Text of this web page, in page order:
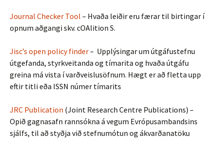
Journal Checker Tool – Hvaða leiðir eru færar til birtingar í
opnum aðgangi skv. cOAlition S.
Jisc’s open policy finder– Upplýsingar um útgáfustefnu
útgefanda, styrkveitanda og tímarita og hvaða útgáfu
greina má vista í varðveislusöfnum. Hægt er að fletta upp
eftir titli eða ISSN númer tímarits
JRC Publication (Joint Research Centre Publications) –
Opið gagnasafn rannsókna á vegum Evrópusambandsins
sjálfs, til að styðja við stefnumótun og ákvarðanatöku